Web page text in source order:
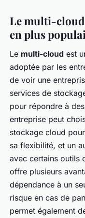
Le multi-cloud
en plus
Le multi-cloud est
adoptée par les
de voir une
services de
pour répondre à
entreprise peut
stockage cloud
sa flexibilité, et un
avec certains outils
offre plusieurs
dépendance à un
risque en cas de
permet également